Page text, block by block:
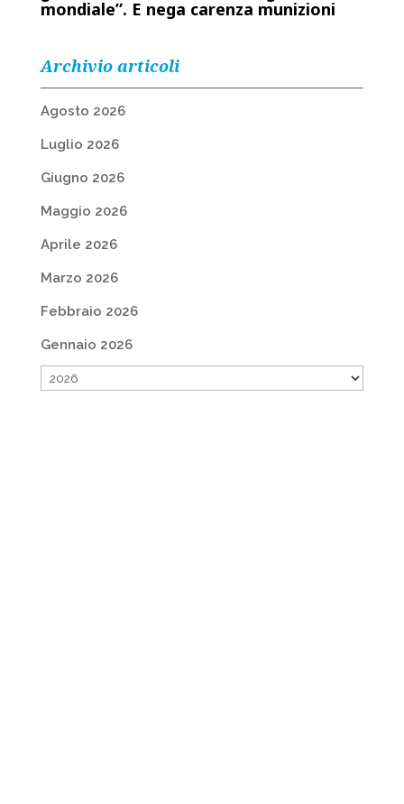
mondiale”. E nega carenza munizioni
Archivio articoli
Agosto 2026
Luglio 2026
Giugno 2026
Maggio 2026
Aprile 2026
Marzo 2026
Febbraio 2026
Gennaio 2026